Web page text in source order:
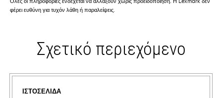
φέρει ευθύνη για τυχόν λάθη ή παραλείψεις.
Σχετικό περιεχόμενο
ΙΣΤΟΣΕΛΊΔΑ